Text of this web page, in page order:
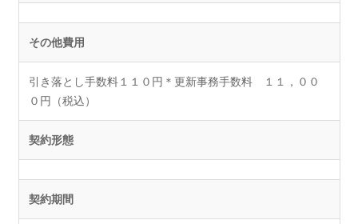
その他費用
引き落とし手数料１１０円＊更新事務手数料 １１，００
０円（税込）
契約形態
契約期間